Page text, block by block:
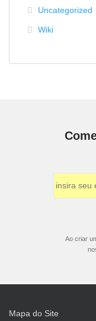
Uncategorized
Wiki
Ao criar
Mapa do Site